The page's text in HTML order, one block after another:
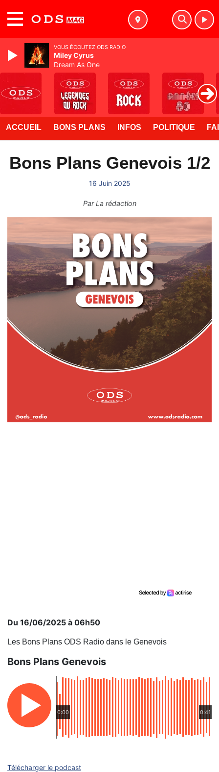
ACCUEIL BONS PLANS INFOS POLITIQUE
Bons Plans Genevois 1/2
16 Juin 2025
ParLa rédaction
Du 16/06/2025 à 06h50
Les Bons Plans ODS Radio dans le Genevois
Bons Plans Genevois
0:00 0:41
Télécharger le podcast
VOUS ÉCOUTEZ ODS RADIO
Miley Cyrus
Dream As One